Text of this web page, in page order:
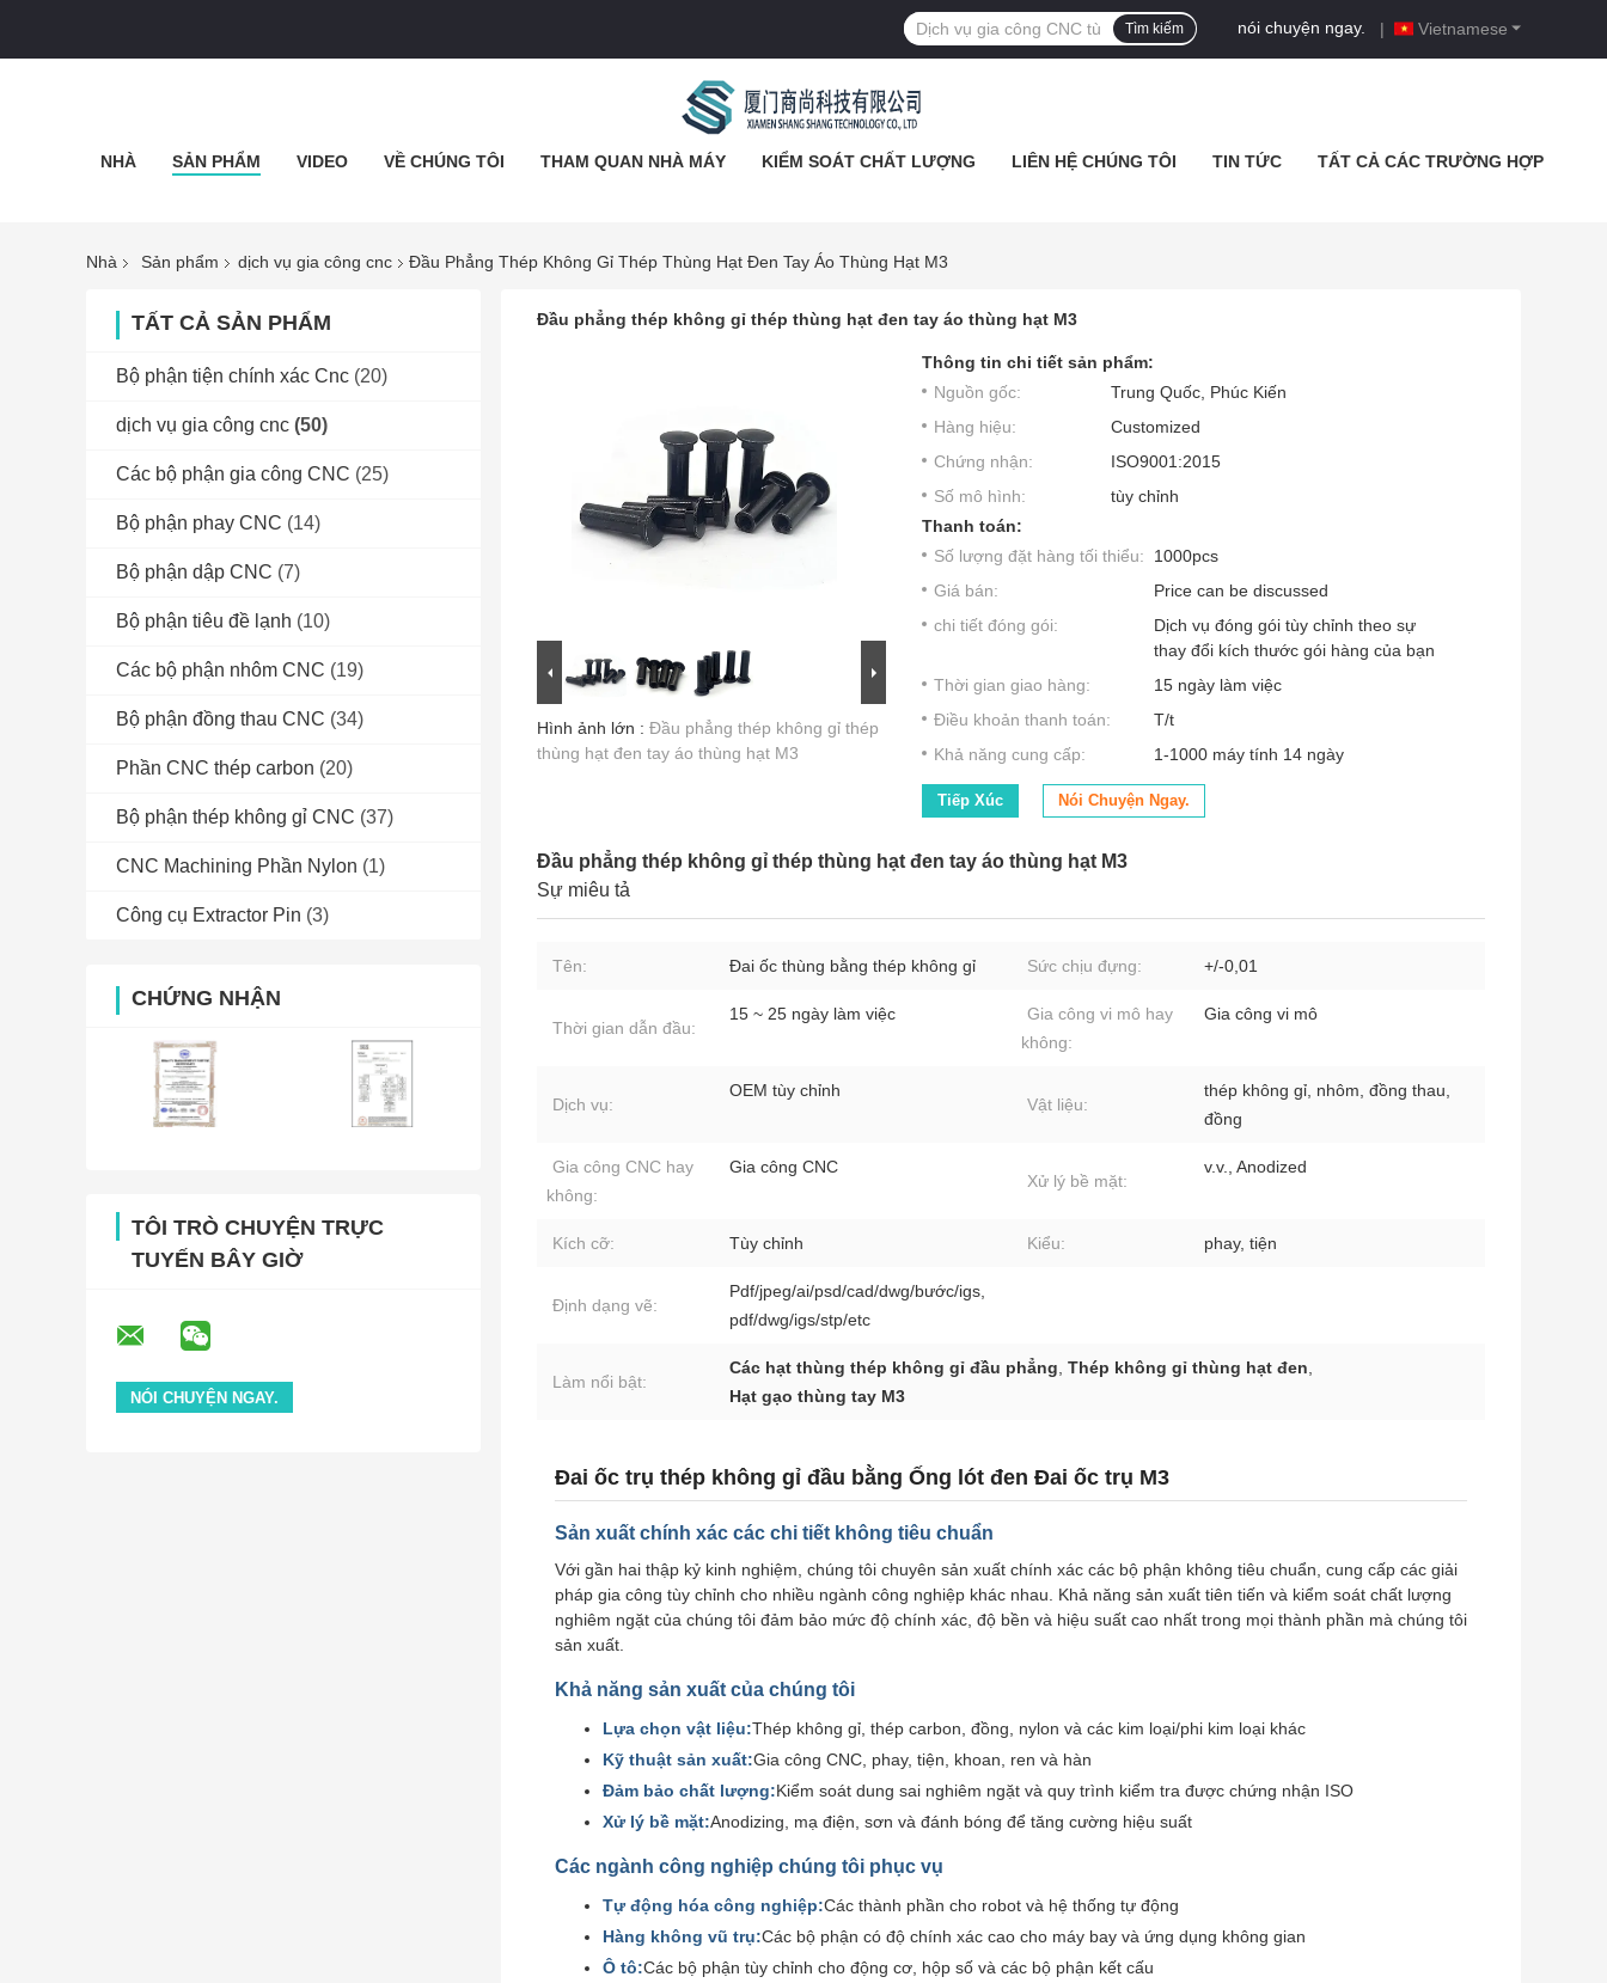
Vietnamese
nói chuyện ngay. |
Tìm kiếm
NHÀ SẢN PHẨM VIDEO VỀ CHÚNG TÔI THAM QUAN NHÀ MÁY KIỂM SOÁT CHẤT LƯỢNG LIÊN HỆ CHÚNG TÔI TIN TỨC TẤT CẢ CÁC TRƯỜNG HỢP
Nhà Sản phẩm dịch vụ gia công cnc Đầu Phẳng Thép Không Gỉ Thép Thùng Hạt Đen Tay Áo Thùng Hạt M3
TẤT CẢ SẢN PHẨM
Bộ phận tiện chính xác Cnc (20)
dịch vụ gia công cnc (50)
Các bộ phận gia công CNC (25)
Bộ phận phay CNC (14)
Bộ phận dập CNC (7)
Bộ phận tiêu đề lạnh (10)
Các bộ phận nhôm CNC (19)
Bộ phận đồng thau CNC (34)
Phần CNC thép carbon (20)
Bộ phận thép không gỉ CNC (37)
CNC Machining Phần Nylon (1)
Công cụ Extractor Pin (3)
CHỨNG NHẬN
TÔI TRÒ CHUYỆN TRỰC
TUYẾN BÂY GIỜ
Đầu phẳng thép không gỉ thép thùng hạt đen tay áo thùng hạt M3
Hình ảnh lớn : Đầu phẳng thép không gỉ thép
thùng hạt đen tay áo thùng hạt M3
Thông tin chi tiết sản phẩm:
Nguồn gốc:
Trung Quốc, Phúc Kiến
Hàng hiệu:
Customized
Chứng nhận:
ISO9001:2015
Số mô hình:
tùy chỉnh
Thanh toán:
Số lượng đặt hàng tối thiểu:
1000pcs
Giá bán:
Price can be discussed
chi tiết đóng gói:
Dịch vụ đóng gói tùy chỉnh theo sự
thay đổi kích thước gói hàng của bạn
Thời gian giao hàng:
15 ngày làm việc
Điều khoản thanh toán:
T/t
Khả năng cung cấp:
1-1000 máy tính 14 ngày
Tiếp Xúc Nói Chuyện Ngay.
Đầu phẳng thép không gỉ thép thùng hạt đen tay áo thùng hạt M3
Sự miêu tả
Tên: Đai ốc thùng bằng thép không gỉ Sức chịu đựng: +/-0,01
Thời gian dẫn đầu:
15 ~ 25 ngày làm việc
Gia công vi mô hay
không:
Gia công vi mô
Dịch vụ:
OEM tùy chỉnh
Vật liệu:
thép không gỉ, nhôm, đồng thau,
đồng
Gia công CNC hay
không:
Gia công CNC
Xử lý bề mặt:
v.v., Anodized
Kích cỡ: Tùy chỉnh Kiểu: phay, tiện
Định dạng vẽ:
Pdf/jpeg/ai/psd/cad/dwg/bước/igs,
pdf/dwg/igs/stp/etc
Làm nổi bật:
Các hạt thùng thép không gỉ đầu phẳng, Thép không gỉ thùng hạt đen,
Hạt gạo thùng tay M3
Đai ốc trụ thép không gỉ đầu bằng Ống lót đen Đai ốc trụ M3
Sản xuất chính xác các chi tiết không tiêu chuẩn
Với gần hai thập kỷ kinh nghiệm, chúng tôi chuyên sản xuất chính xác các bộ phận không tiêu chuẩn, cung cấp các giải
pháp gia công tùy chỉnh cho nhiều ngành công nghiệp khác nhau. Khả năng sản xuất tiên tiến và kiểm soát chất lượng
nghiêm ngặt của chúng tôi đảm bảo mức độ chính xác, độ bền và hiệu suất cao nhất trong mọi thành phần mà chúng tôi
sản xuất.
Khả năng sản xuất của chúng tôi
Lựa chọn vật liệu:Thép không gỉ, thép carbon, đồng, nylon và các kim loại/phi kim loại khác
Kỹ thuật sản xuất:Gia công CNC, phay, tiện, khoan, ren và hàn
Đảm bảo chất lượng:Kiểm soát dung sai nghiêm ngặt và quy trình kiểm tra được chứng nhận ISO
Xử lý bề mặt:Anodizing, mạ điện, sơn và đánh bóng để tăng cường hiệu suất
Các ngành công nghiệp chúng tôi phục vụ
Tự động hóa công nghiệp:Các thành phần cho robot và hệ thống tự động
Hàng không vũ trụ:Các bộ phận có độ chính xác cao cho máy bay và ứng dụng không gian
Ô tô:Các bộ phận tùy chỉnh cho động cơ, hộp số và các bộ phận kết cấu